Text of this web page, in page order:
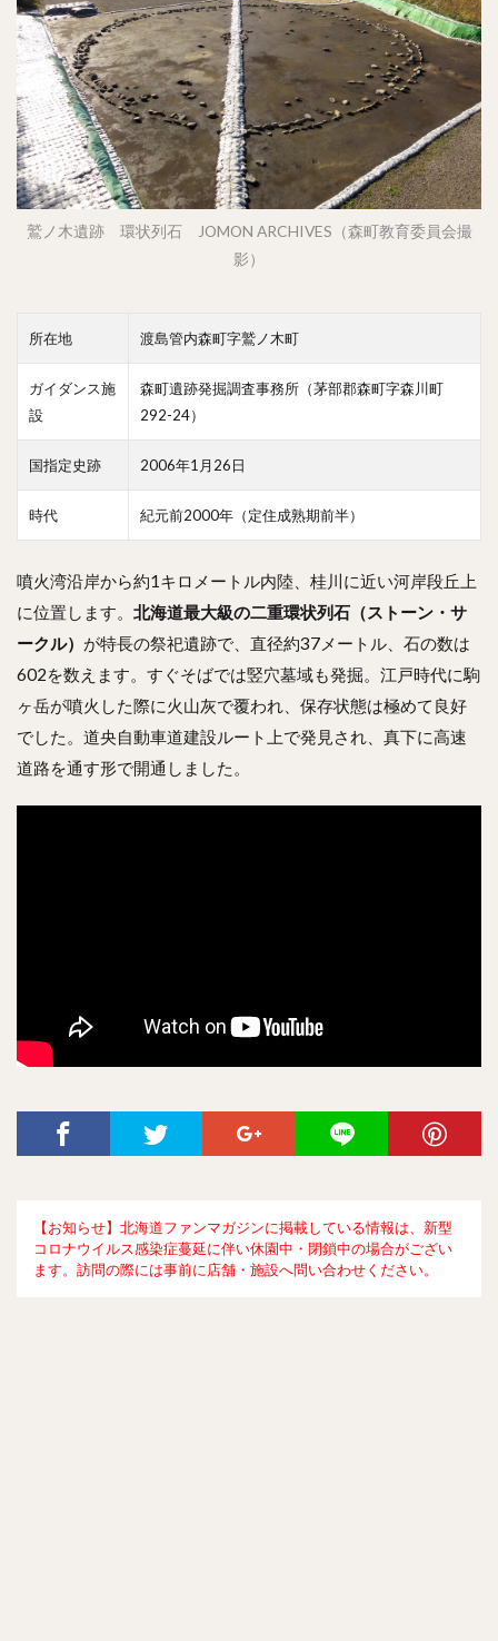
鷲ノ木遺跡 環状列石 JOMON ARCHIVES（森町教育委員会撮
影）
所在地 渡島管内森町字鷲ノ木町
ガイダンス施
設
森町遺跡発掘調査事務所（茅部郡森町字森川町
292-24）
国指定史跡 2006年1月26日
時代 紀元前2000年（定住成熟期前半）
噴火湾沿岸から約1キロメートル内陸、桂川に近い河岸段丘上
に位置します。 北海道最大級の二重環状列石（ストーン・サ
ークル） が特長の祭祀遺跡で、直径約37メートル、石の数は
602を数えます。すぐそばでは竪穴墓域も発掘。江戸時代に駒
ヶ岳が噴火した際に火山灰で覆われ、保存状態は極めて良好
でした。道央自動車道建設ルート上で発見され、真下に高速
道路を通す形で開通しました。
【お知らせ】北海道ファンマガジンに掲載している情報は、新型
コロナウイルス感染症蔓延に伴い休園中・閉鎖中の場合がござい
ます。訪問の際には事前に店舗・施設へ問い合わせください。